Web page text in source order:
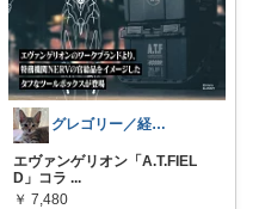
グレゴリー／経由購入感謝です💕
エヴァンゲリオン「A.T.FIEL
D」コラ ...
￥ 7,480